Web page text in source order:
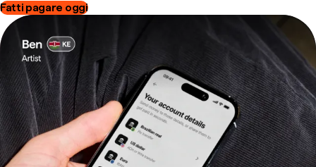
Fatti pagare oggi